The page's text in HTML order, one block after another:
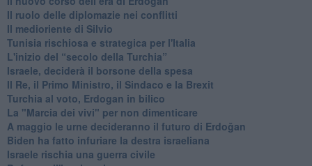
Il ruolo delle diplomazie nei conflitti
Il medioriente di Silvio
Tunisia rischiosa e strategica per l'Italia
L'inizio del “secolo della Turchia”
Israele, deciderà il borsone della spesa
Il Re, il Primo Ministro, il Sindaco e la Brexit
Turchia al voto, Erdogan in bilico
La "Marcia dei vivi" per non dimenticare
A maggio le urne decideranno il futuro di Erdoğan
Biden ha fatto infuriare la destra israeliana
Israele rischia una guerra civile